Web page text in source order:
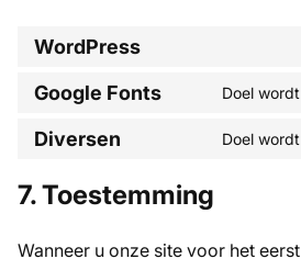
WordPress
Google Fonts Doel
Diversen Doel
7. Toestemming
Wanneer u onze site voor het